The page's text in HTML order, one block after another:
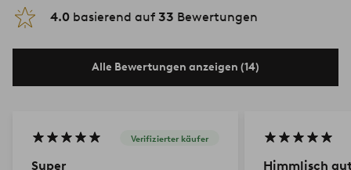
4.0 basierend auf 33 Bewertungen
Alle Bewertungen anzeigen (14)
Verifizierter käufer
Super Himmlisch